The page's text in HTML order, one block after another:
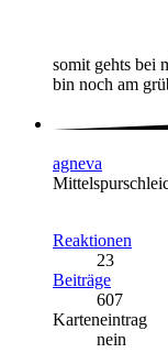
somit gehts bei
bin noch am
agneva
Reaktionen
23
Beiträge
607
Karteneintrag
nein